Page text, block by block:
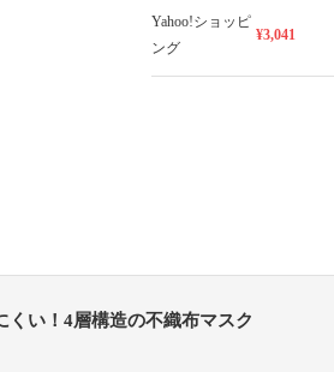
Yahoo!ショッピ
ング
¥3,041
くい！4層構造の不織布マスク